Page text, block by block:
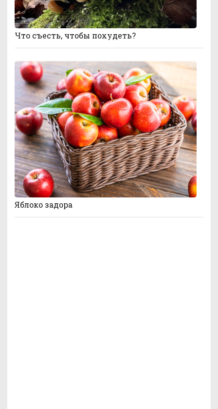
Что съесть, чтобы похудеть?
Яблоко задора